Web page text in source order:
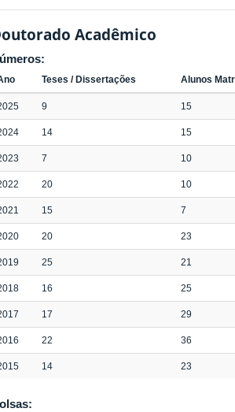
Acadêmico
Teses / Dissertações Alunos
9 15
14 15
7 10
20 10
15 7
20 23
25 21
16 25
17 29
22 36
14 23